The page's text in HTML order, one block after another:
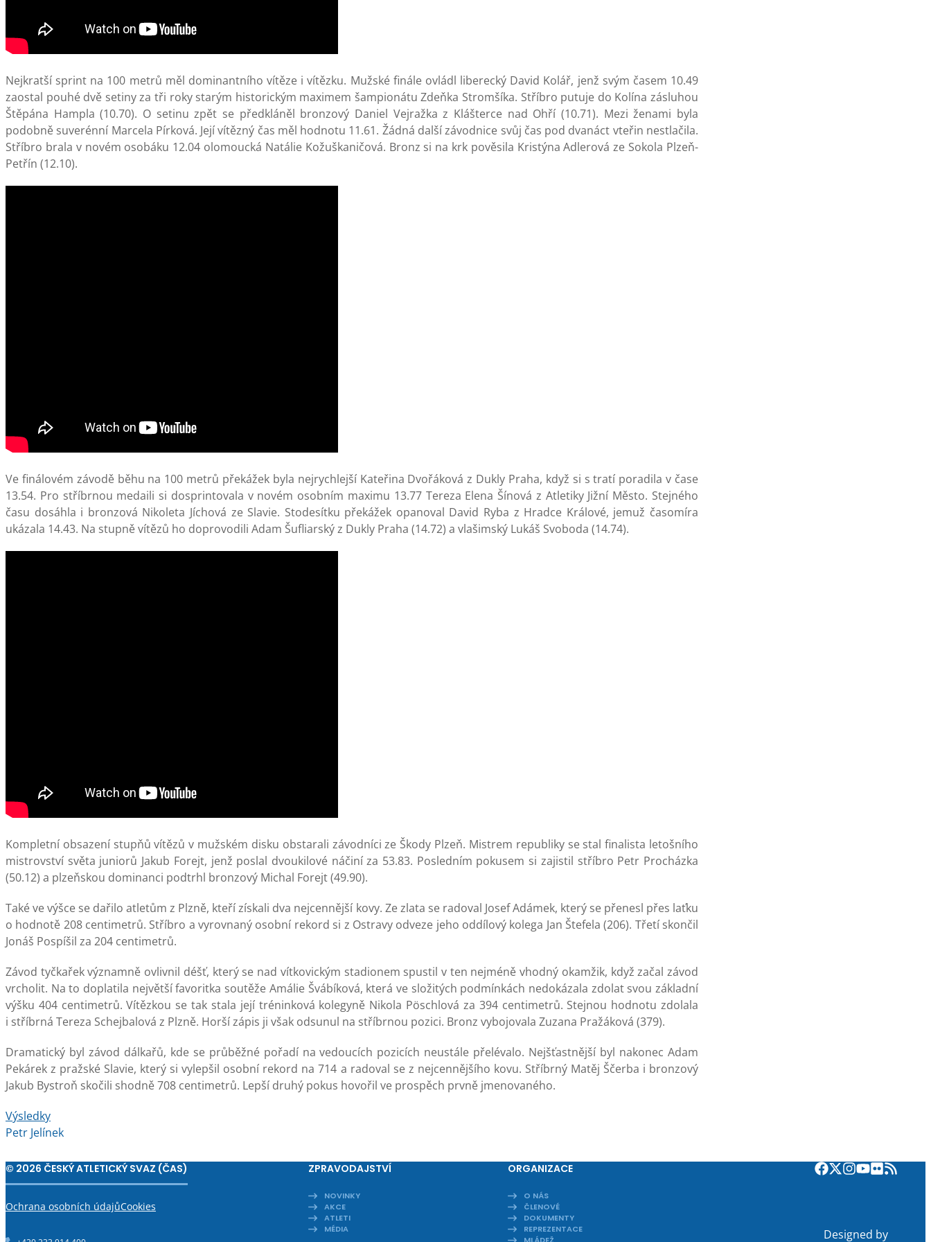
Nejkratší sprint na 100 metrů měl dominantního vítěze i vítězku. Mužské finále ovládl liberecký David Kolář, jenž svým časem 10.49
zaostal pouhé dvě setiny za tři roky starým historickým maximem šampionátu Zdeňka Stromšíka. Stříbro putuje do Kolína zásluhou
Štěpána Hampla (10.70). O setinu zpět se předkláněl bronzový Daniel Vejražka z Klášterce nad Ohří (10.71). Mezi ženami byla
podobně suverénní Marcela Pírková. Její vítězný čas měl hodnotu 11.61. Žádná další závodnice svůj čas pod dvanáct vteřin nestlačila.
Stříbro brala v novém osobáku 12.04 olomoucká Natálie Kožuškaničová. Bronz si na krk pověsila Kristýna Adlerová ze Sokola Plzeň-
Petřín (12.10).
Ve finálovém závodě běhu na 100 metrů překážek byla nejrychlejší Kateřina Dvořáková z Dukly Praha, když si s tratí poradila v čase
13.54. Pro stříbrnou medaili si dosprintovala v novém osobním maximu 13.77 Tereza Elena Šínová z Atletiky Jižní Město. Stejného
času dosáhla i bronzová Nikoleta Jíchová ze Slavie. Stodesítku překážek opanoval David Ryba z Hradce Králové, jemuž časomíra
ukázala 14.43. Na stupně vítězů ho doprovodili Adam Šufliarský z Dukly Praha (14.72) a vlašimský Lukáš Svoboda (14.74).
Kompletní obsazení stupňů vítězů v mužském disku obstarali závodníci ze Škody Plzeň. Mistrem republiky se stal finalista letošního
mistrovství světa juniorů Jakub Forejt, jenž poslal dvoukilové náčiní za 53.83. Posledním pokusem si zajistil stříbro Petr Procházka
(50.12) a plzeňskou dominanci podtrhl bronzový Michal Forejt (49.90).
Také ve výšce se dařilo atletům z Plzně, kteří získali dva nejcennější kovy. Ze zlata se radoval Josef Adámek, který se přenesl přes laťku
o hodnotě 208 centimetrů. Stříbro a vyrovnaný osobní rekord si z Ostravy odveze jeho oddílový kolega Jan Štefela (206). Třetí skončil
Jonáš Pospíšil za 204 centimetrů.
Závod tyčkařek významně ovlivnil déšť, který se nad vítkovickým stadionem spustil v ten nejméně vhodný okamžik, když začal závod
vrcholit. Na to doplatila největší favoritka soutěže Amálie Švábíková, která ve složitých podmínkách nedokázala zdolat svou základní
výšku 404 centimetrů. Vítězkou se tak stala její tréninková kolegyně Nikola Pöschlová za 394 centimetrů. Stejnou hodnotu zdolala
i stříbrná Tereza Schejbalová z Plzně. Horší zápis ji však odsunul na stříbrnou pozici. Bronz vybojovala Zuzana Pražáková (379).
Dramatický byl závod dálkařů, kde se průběžné pořadí na vedoucích pozicích neustále přelévalo. Nejšťastnější byl nakonec Adam
Pekárek z pražské Slavie, který si vylepšil osobní rekord na 714 a radoval se z nejcennějšího kovu. Stříbrný Matěj Ščerba i bronzový
Jakub Bystroň skočili shodně 708 centimetrů. Lepší druhý pokus hovořil ve prospěch prvně jmenovaného.
Výsledky
Petr Jelínek
© 2026 ČESKÝ ATLETICKÝ SVAZ (ČAS)
Ochrana osobních údajůCookies
ZPRAVODAJSTVÍ
NOVINKY
AKCE
ATLETI
MÉDIA
ORGANIZACE
O NÁS
ČLENOVÉ
DOKUMENTY
REPREZENTACE
Designed by